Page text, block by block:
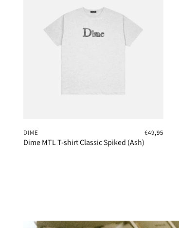
DIME
Dime MTL T-shirt Classic Spiked (Ash)
€49,95